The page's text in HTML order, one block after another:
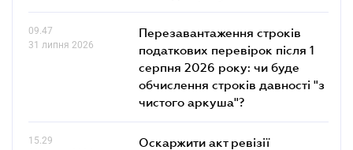
09.47
31 липня 2026
Перезавантаження строків
податкових перевірок після 1
серпня 2026 року: чи буде
обчислення строків давності "з
чистого аркуша"?
15.29
Оскаржити акт ревізії